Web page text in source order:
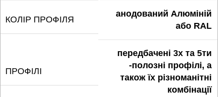
КОЛІР ПРОФІЛЯ
анодований Алюміній
або RAL
ПРОФІЛІ
передбачені 3х та 5ти
-полозні профілі, а
також їх різноманітні
комбінації